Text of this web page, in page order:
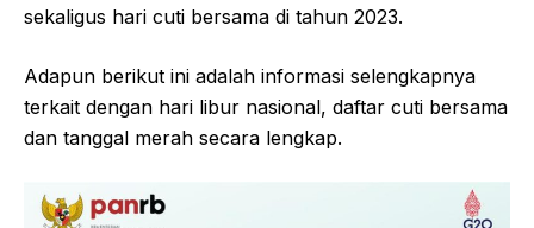
sekaligus hari cuti bersama di tahun 2023.
Adapun berikut ini adalah informasi selengkapnya
terkait dengan hari libur nasional, daftar cuti bersama
dan tanggal merah secara lengkap.